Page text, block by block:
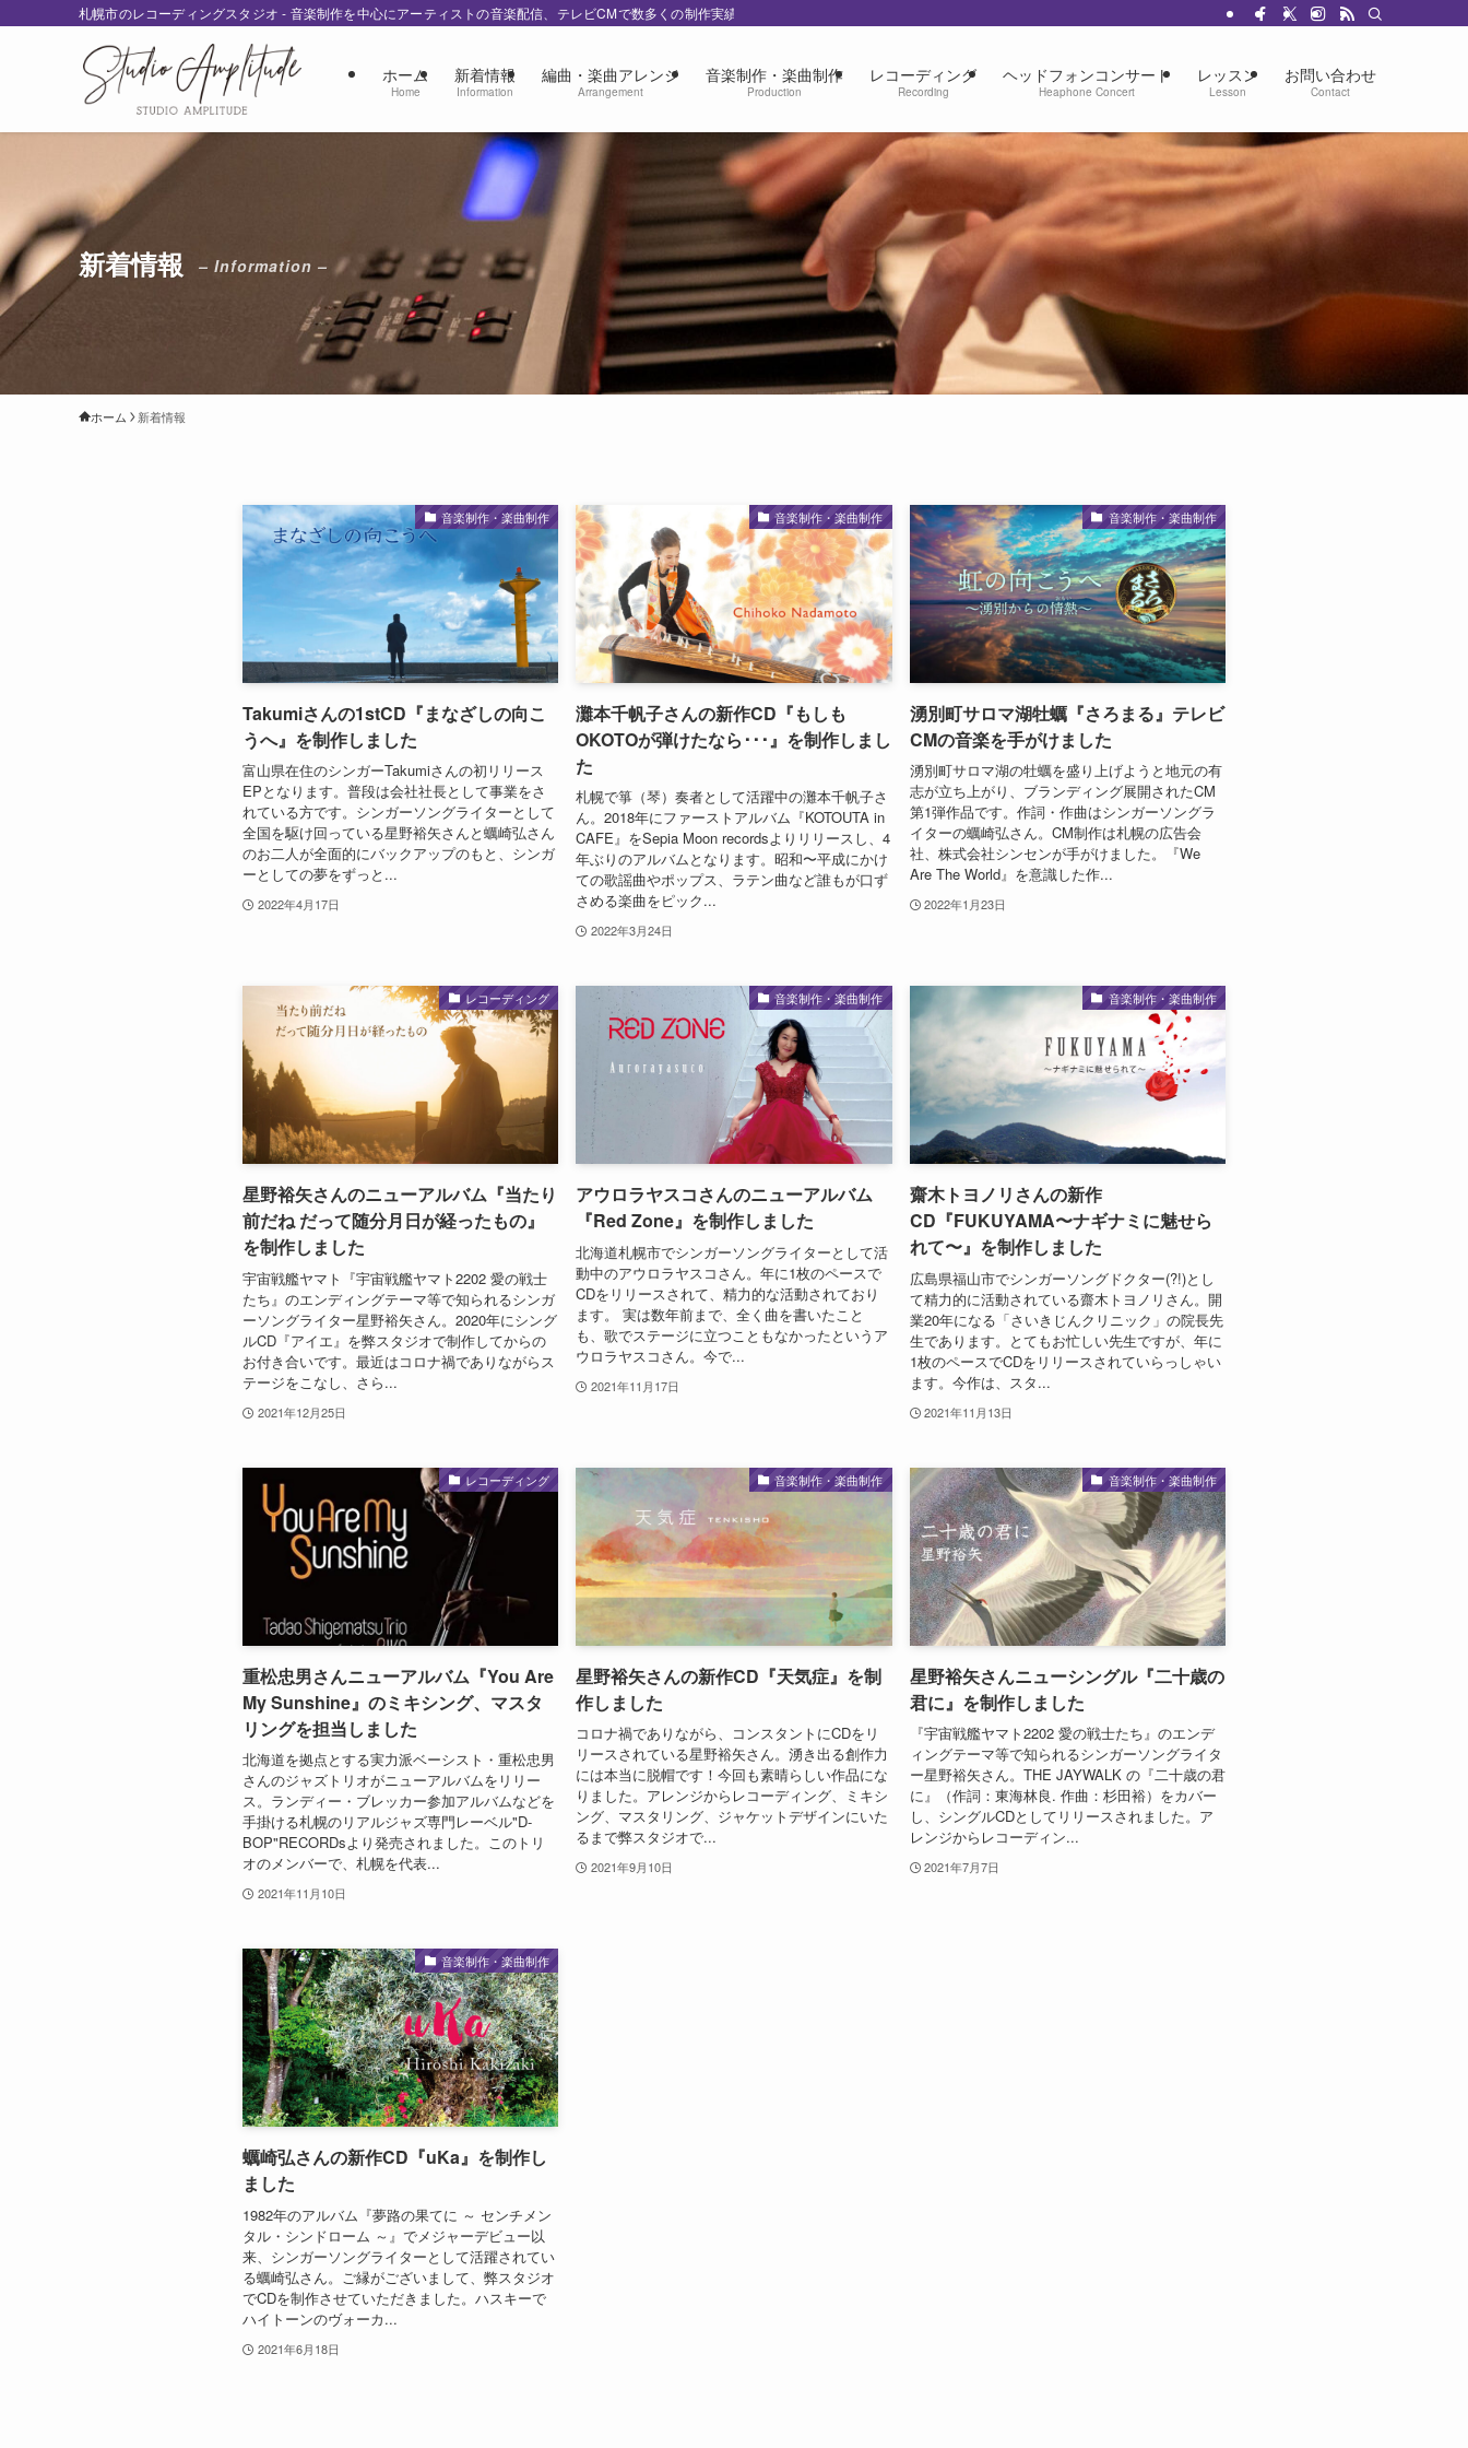
札幌市のレコーディングスタジオ - 音楽制作を中心にアーティストの音楽配信、テレビCMで数多くの制作実績
ホーム
Home
新着情報
Information
編曲・楽曲アレンジ
Arrangement
音楽制作・楽曲制作
Production
レコーディング
Recording
ヘッドフォンコンサート
Heaphone Concert
レッスン
Lesson
お問い合わせ
Contact
新着情報 – Information –
ホーム 新着情報
音楽制作・楽曲制作
Takumiさんの1stCD『まなざしの向こ
うへ』を制作しました
富山県在住のシンガーTakumiさんの初リリース
EPとなります。普段は会社社長として事業をさ
れている方です。シンガーソングライターとして
全国を駆け回っている星野裕矢さんと蠣崎弘さん
のお二人が全面的にバックアップのもと、シンガ
ーとしての夢をずっと...
2022年4月17日
音楽制作・楽曲制作
灘本千帆子さんの新作CD『もしも
OKOTOが弾けたなら･･･』を制作しまし
た
札幌で箏（琴）奏者として活躍中の灘本千帆子さ
ん。2018年にファーストアルバム『KOTOUTA in
CAFE』をSepia Moon recordsよりリリースし、4
年ぶりのアルバムとなります。昭和〜平成にかけ
ての歌謡曲やポップス、ラテン曲など誰もが口ず
さめる楽曲をピック...
2022年3月24日
音楽制作・楽曲制作
湧別町サロマ湖牡蠣『さろまる』テレビ
CMの音楽を手がけました
湧別町サロマ湖の牡蠣を盛り上げようと地元の有
志が立ち上がり、ブランディング展開されたCM
第1弾作品です。作詞・作曲はシンガーソングラ
イターの蠣崎弘さん。CM制作は札幌の広告会
社、株式会社シンセンが手がけました。『We
Are The World』を意識した作...
2022年1月23日
レコーディング
星野裕矢さんのニューアルバム『当たり
前だね だって随分月日が経ったもの』
を制作しました
宇宙戦艦ヤマト『宇宙戦艦ヤマト2202 愛の戦士
たち』のエンディングテーマ等で知られるシンガ
ーソングライター星野裕矢さん。2020年にシング
ルCD『アイエ』を弊スタジオで制作してからの
お付き合いです。最近はコロナ禍でありながらス
テージをこなし、さら...
2021年12月25日
音楽制作・楽曲制作
アウロラヤスコさんのニューアルバム
『Red Zone』を制作しました
北海道札幌市でシンガーソングライターとして活
動中のアウロラヤスコさん。年に1枚のペースで
CDをリリースされて、精力的な活動されており
ます。 実は数年前まで、全く曲を書いたこと
も、歌でステージに立つこともなかったというア
ウロラヤスコさん。今で...
2021年11月17日
音楽制作・楽曲制作
齋木トヨノリさんの新作
CD『FUKUYAMA〜ナギナミに魅せら
れて〜』を制作しました
広島県福山市でシンガーソングドクター(?!)とし
て精力的に活動されている齋木トヨノリさん。開
業20年になる「さいきじんクリニック」の院長先
生であります。とてもお忙しい先生ですが、年に
1枚のペースでCDをリリースされていらっしゃい
ます。今作は、スタ...
2021年11月13日
レコーディング
重松忠男さんニューアルバム『You Are
My Sunshine』のミキシング、マスタ
リングを担当しました
北海道を拠点とする実力派ベーシスト・重松忠男
さんのジャズトリオがニューアルバムをリリー
ス。ランディー・ブレッカー参加アルバムなどを
手掛ける札幌のリアルジャズ専門レーベル"D-
BOP"RECORDsより発売されました。このトリ
オのメンバーで、札幌を代表...
2021年11月10日
音楽制作・楽曲制作
星野裕矢さんの新作CD『天気症』を制
作しました
コロナ禍でありながら、コンスタントにCDをリ
リースされている星野裕矢さん。湧き出る創作力
には本当に脱帽です！今回も素晴らしい作品にな
りました。アレンジからレコーディング、ミキシ
ング、マスタリング、ジャケットデザインにいた
るまで弊スタジオで...
2021年9月10日
音楽制作・楽曲制作
星野裕矢さんニューシングル『二十歳の
君に』を制作しました
『宇宙戦艦ヤマト2202 愛の戦士たち』のエンデ
ィングテーマ等で知られるシンガーソングライタ
ー星野裕矢さん。THE JAYWALK の『二十歳の君
に』（作詞：東海林良. 作曲：杉田裕）をカバー
し、シングルCDとしてリリースされました。ア
レンジからレコーディン...
2021年7月7日
音楽制作・楽曲制作
蠣崎弘さんの新作CD『uKa』を制作し
ました
1982年のアルバム『夢路の果てに ～ センチメン
タル・シンドローム ～』でメジャーデビュー以
来、シンガーソングライターとして活躍されてい
る蠣崎弘さん。ご縁がございまして、弊スタジオ
でCDを制作させていただきました。ハスキーで
ハイトーンのヴォーカ...
2021年6月18日